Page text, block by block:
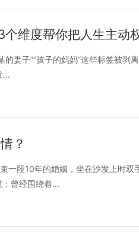
个维度帮你把人生主动
子”“孩子的妈妈”这些标签被剥离
...
？
一段10年的婚姻，坐在沙发上时双
曾经围绕着...